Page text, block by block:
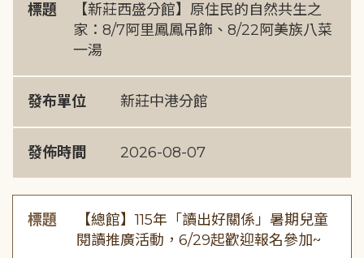
標題
【新莊西盛分館】原住民的自然共生之
家：8/7阿里鳳鳳吊飾、8/22阿美族八菜
一湯
發布單位 新莊中港分館
發佈時間 2026-08-07
標題
【總館】115年「讀出好關係」暑期兒童
閱讀推廣活動，6/29起歡迎報名參加~